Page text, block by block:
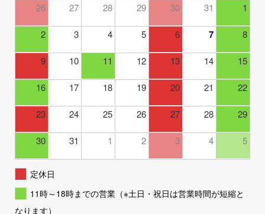
26 27 28 29 30 31 1
2 3 4 5 6 7 8
9 10 11 12 13 14 15
16 17 18 19 20 21 22
23 24 25 26 27 28 29
30 31 1 2 3 4 5
定休日
11時～18時までの営業（※土日・祝日は営業時間が短縮と
なります）